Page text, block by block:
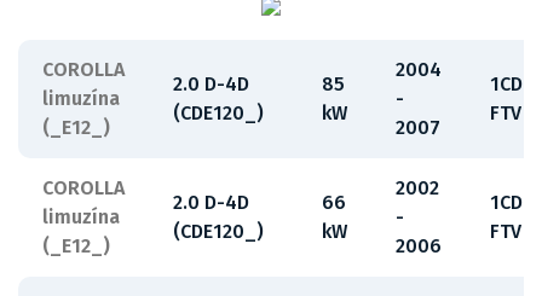
COROLLA
limuzína
(_E12_)
2.0 D-4D
(CDE120_)
85
kW
2004
-
2007
1CD-
FTV
COROLLA
limuzína
(_E12_)
2.0 D-4D
(CDE120_)
66
kW
2002
-
2006
1CD-
FTV